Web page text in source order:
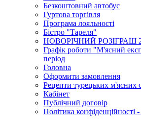
Безкоштовний автобус
Гуртова торгівля
Програма лояльності
Бістро "Тареля"
НОВОРІЧНИЙ РОЗІГРАШ 2
Графік роботи "М'ясний
період
Головна
Оформити замовлення
Рецепти турецьких м'ясних
Кабінет
Публічний договір
Політика конфіденційності